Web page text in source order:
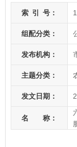
索 引 号：
组配分类：
发布机构：
主题分类：
发文日期：
名 称：